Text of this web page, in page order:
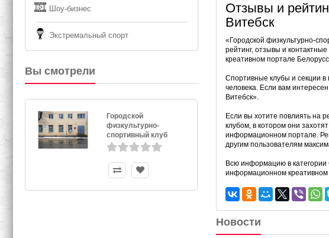
Шоу-бизнес
Экстремальный спорт
Вы смотрели
Городской
физкультурно-
спортивный клуб
Витебск
Отзывы и
Витебск
«Городской физкультурно-
рейтинг, отзывы и
креативном портале
Спортивные клубы и секции в
человека. Если вам
Витебск».
Если вы хотите повлиять на
клубом, в котором они
информационном портале.
другим пользователям
Всю информацию в категории
информационном креативном
Новости